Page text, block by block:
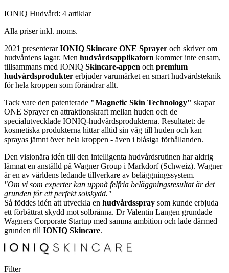
IONIQ Hudvård: 4 artiklar
Alla priser inkl. moms.
2021 presenterarIONIQ Skincare ONE Sprayer och skriver om
hudvårdens lagar. Men hudvårdsapplikatorn kommer inte ensam,
tillsammans med IONIQ Skincare-appen och premium
hudvårdsprodukter erbjuder varumärket en smart hudvårdsteknik
för hela kroppen som förändrar allt.
Tack vare den patenterade "Magnetic Skin Technology" skapar
ONE Sprayer en attraktionskraft mellan huden och de
specialutvecklade IONIQ-hudvårdsprodukterna. Resultatet: de
kosmetiska produkterna hittar alltid sin väg till huden och kan
sprayas jämnt över hela kroppen - även i blåsiga förhållanden.
Den visionära idén till den intelligenta hudvårdsrutinen har aldrig
lämnat en anställd på Wagner Group i Markdorf (Schweiz). Wagner
är en av världens ledande tillverkare av beläggningssystem.
"Om vi som experter kan uppnå felfria beläggningsresultat är det
grunden för ett perfekt solskydd."
Så föddes idén att utveckla en hudvårdsspray som kunde erbjuda
ett förbättrat skydd mot solbränna. Dr Valentin Langen grundade
Wagners Corporate Startup med samma ambition och lade därmed
grunden till IONIQ Skincare.
Filter